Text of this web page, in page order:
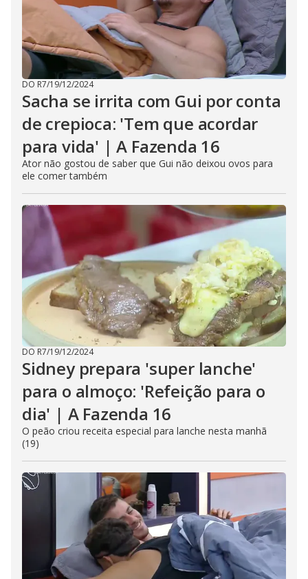
DO R7/19/12/2024
Sacha se irrita com Gui por conta
de crepioca: 'Tem que acordar
para vida' | A Fazenda 16
Ator não gostou de saber que Gui não deixou ovos para
ele comer também
DO R7/19/12/2024
Sidney prepara 'super lanche'
para o almoço: 'Refeição para o
dia' | A Fazenda 16
O peão criou receita especial para lanche nesta manhã
(19)